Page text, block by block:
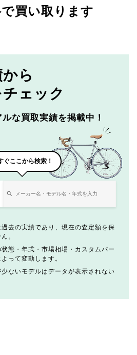
買い取ります
ら
ェック
な買取実績を掲載中！
ぐここから検索！
去の実績であり、現在の査定額を保
。
態・年式・市場相場・カスタムパー
って変動します。
ないモデルはデータが表示されない